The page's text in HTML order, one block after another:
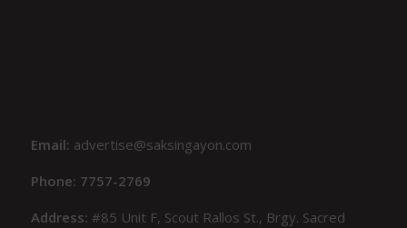
Email: advertise@saksingayon.com
Phone: 7757-2769
Address:#85 Unit F, Scout Rallos St., Brgy. Sacred